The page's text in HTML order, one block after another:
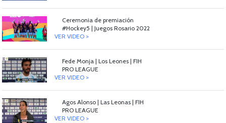
Ceremonia de premiación
#Hockey5 | Juegos Rosario 2022
VER VIDEO >
Fede Monja | Los Leones | FIH
PRO LEAGUE
VER VIDEO >
Agos Alonso | Las Leonas | FIH
PRO LEAGUE
VER VIDEO >